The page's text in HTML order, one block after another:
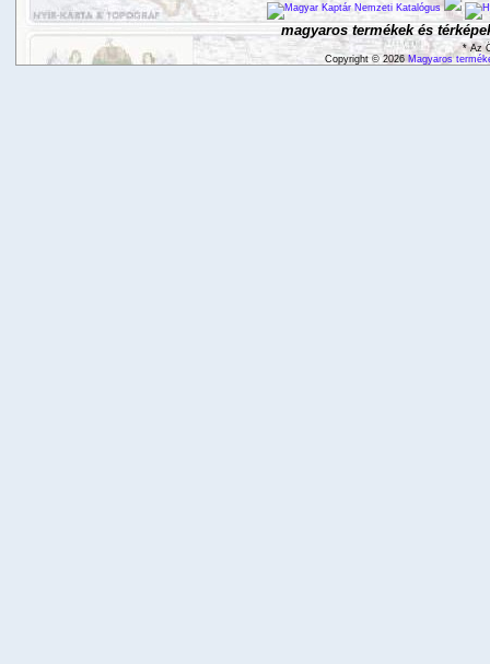
magyaros termékek és
* Az
Copyright © 2026 Magyaros